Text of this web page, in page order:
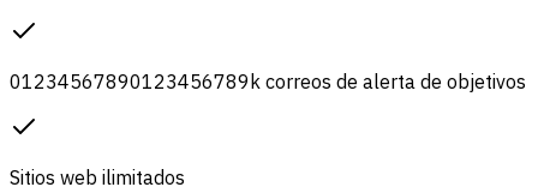
01234567890123456789 k correos de alerta de objetivos
Sitios web ilimitados